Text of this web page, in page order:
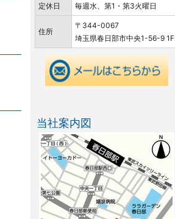
定休日 毎週水、第1・第3火曜日
住所
〒344-0067
埼玉県春日部市中央1-56-9 1F
当社案内図